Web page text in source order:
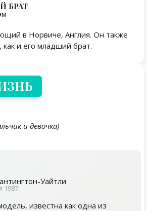
БРАТ
в Норвиче, Англия. Он также
как и его младший брат.
и девочка)
Уайтли
1987
известна как одна из